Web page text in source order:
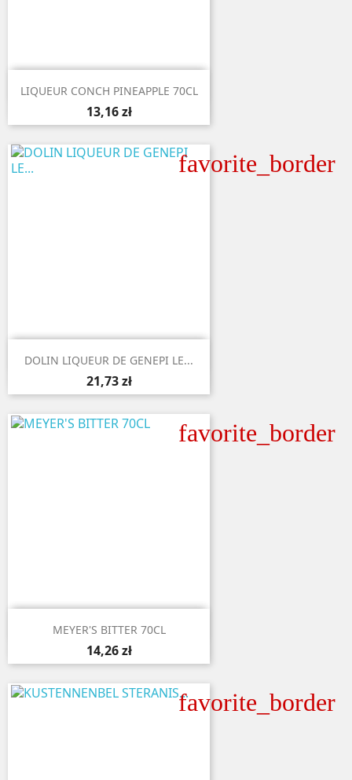
 Aperçu rapide
LIQUEUR CONCH PINEAPPLE 70CL
13,16 zł
favorite_border
 Aperçu rapide
DOLIN LIQUEUR DE GENEPI LE...
21,73 zł
favorite_border
 Aperçu rapide
MEYER'S BITTER 70CL
14,26 zł
favorite_border